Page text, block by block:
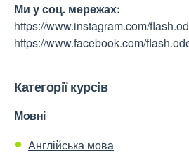
Ми у соц. мережах:
https://www.instagram.com/
https://www.facebook.com/
Категорії курсів
Мовні
Англійська мова